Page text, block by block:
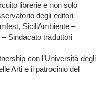
librerie e non solo
degli editori
SiciliAmbiente –
Sindacato traduttori
con l’Università degli
Arti e il patrocinio del